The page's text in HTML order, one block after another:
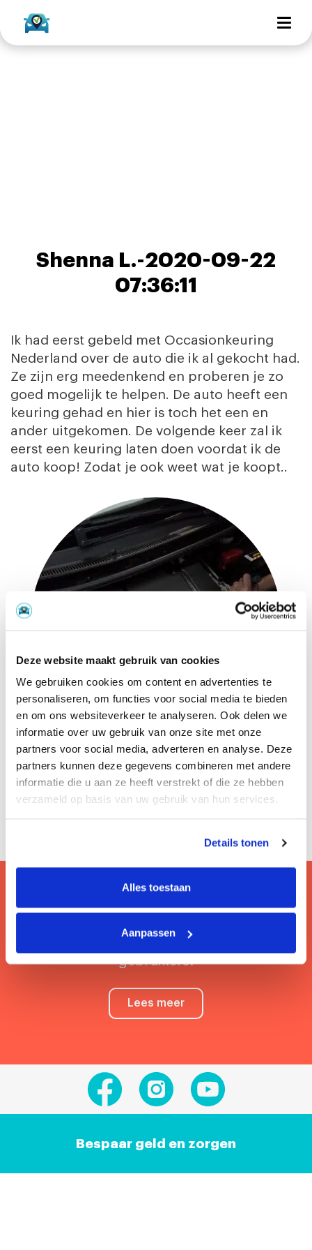
Deze website maakt gebruik van cookies
We gebruiken cookies om content en advertenties te
personaliseren, om functies voor social media te bieden
en om ons websiteverkeer te analyseren. Ook delen we
informatie over uw gebruik van onze site met onze
partners voor social media, adverteren en analyse. Deze
partners kunnen deze gegevens combineren met andere
informatie die u aan ze heeft verstrekt of die ze hebben
verzameld op basis van uw gebruik van hun services.
Details tonen
Alles toestaan
Aanpassen
Shenna L.-2020-09-22
07:36:11
Ik had eerst gebeld met Occasionkeuring
Nederland over de auto die ik al gekocht had.
Ze zijn erg meedenkend en proberen je zo
goed mogelijk te helpen. De auto heeft een
keuring gehad en hier is toch het een en
ander uitgekomen. De volgende keer zal ik
eerst een keuring laten doen voordat ik de
auto koop! Zodat je ook weet wat je koopt..
Vragen? Bezoek onze faq!
Hier lees je de veelgestelde vragen van onze
gebruikers.
Lees meer
Bespaar geld en zorgen